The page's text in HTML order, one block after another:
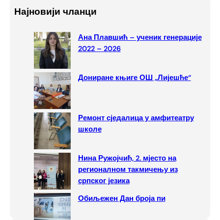
rНајновији чланци
Ана Плавшић – ученик генерације
2022 – 2026
Дониране књиге ОШ „Лијешће“
Ремонт сједалица у амфитеатру
школе
Нина Ружојчић, 2. мјесто на
регионалном такмичењу из
српског језика
Обиљежен Дан броја пи